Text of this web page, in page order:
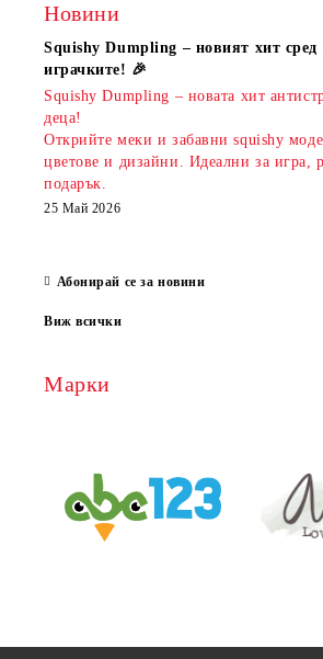
Новини
Squishy Dumpling – новият хит сред
играчките! 🎉
Squishy Dumpling – новата хит
деца!
Открийте меки и забавни squishy
цветове и дизайни. Идеални за игра,
подарък.
25 Май 2026
Абонирай се за новини
Виж всички
Марки